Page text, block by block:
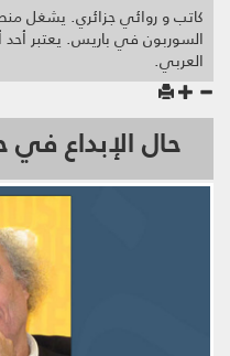
كاتب و روائي جزائري. يشغل
السوربون في باريس. يعتبر
العربي.
حال الإبداع